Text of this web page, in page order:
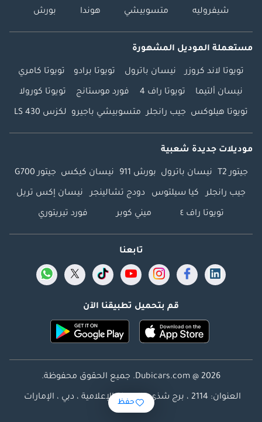
حفظ
شيفروليه متسوبيشي هوندا بورش
مستعملة الموديل المشهورة
تويوتا لاند كروزر نيسان باترول تويوتا برادو تويوتا كامري
نيسان ألتيما تويوتا راف 4 فورد موستانج تويوتا كورولا
تويوتا هيلوكس جيب رانجلر متسوبيشي باجيرو لكزس LS 430
موديلات جديدة شعبية
جيتور T2 نيسان باترول بورش 911 نيسان كيكس جيتور G700
جيب رانجلر كيا سيلتوس دودج تشالينجر نيسان إكس تريل
تويوتا راف ٤ ميني كوبر فورد تيريتوري
تابعنا
قم بتحميل تطبيقنا الآن
Dubicars.com @ 2026. جميع الحقوق محفوظة.
العنوان: 2114 ، برج شذى ، المدينة الإعلامية ، دبي ، الإمارات